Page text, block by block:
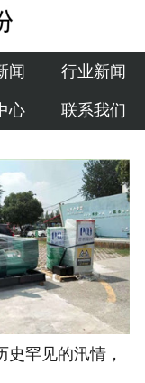
公司介绍
产品中心
公司新闻
行业新闻
荣誉证书
人力资源
案例中心
联系我们
闻 行业新闻
心 联系我们
史罕见的汛情，